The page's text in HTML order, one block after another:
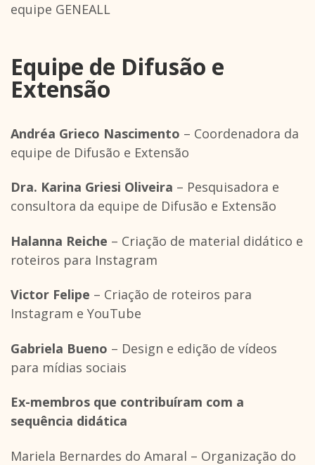
equipe GENEALL
Equipe de Difusão e
Extensão
Andréa Grieco Nascimento – Coordenadora da
equipe de Difusão e Extensão
Dra. Karina Griesi Oliveira – Pesquisadora e
consultora da equipe de Difusão e Extensão
Halanna Reiche – Criação de material didático e
roteiros para Instagram
Victor Felipe – Criação de roteiros para
Instagram e YouTube
Gabriela Bueno – Design e edição de vídeos
para mídias sociais
Ex-membros que contribuíram com a
sequência didática
Mariela Bernardes do Amaral – Organização do